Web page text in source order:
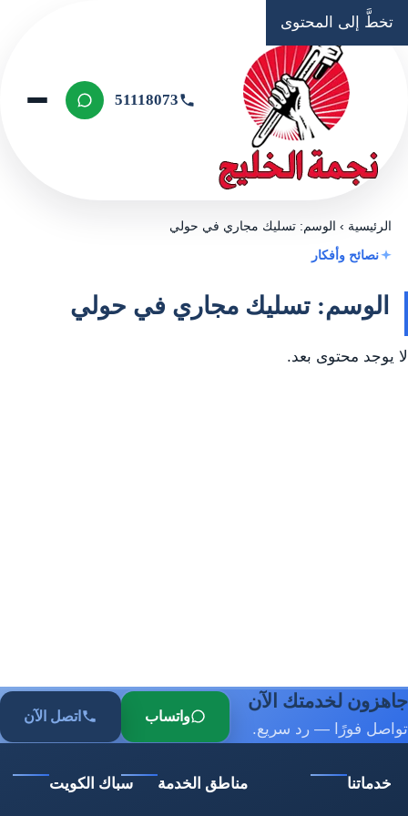
تخطَّ إلى المحتوى
51118073
الرئيسية ›الوسم: تسليك مجاري في حولي
نصائح وأفكار
الوسم: تسليك مجاري في حولي
لا يوجد محتوى بعد.
جاهزون لخدمتك الآن
تواصل فورًا — رد سريع.
واتساب اتصل الآن
خدماتنا مناطق الخدمة سباك الكويت